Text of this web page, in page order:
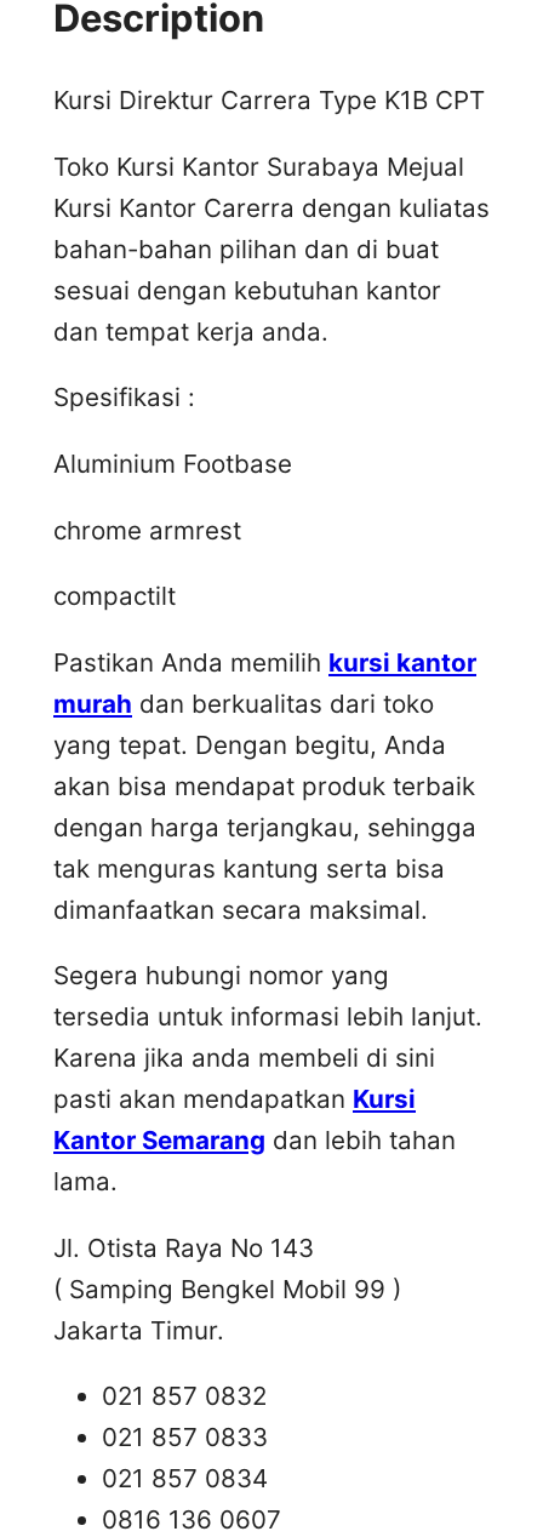
Description
Kursi Direktur Carrera Type K1B CPT
Toko Kursi Kantor Surabaya Mejual
Kursi Kantor Carerra dengan kuliatas
bahan-bahan pilihan dan di buat
sesuai dengan kebutuhan kantor
dan tempat kerja anda.
Spesifikasi :
Aluminium Footbase
chrome armrest
compactilt
Pastikan Anda memilih kursi kantor
murah dan berkualitas dari toko
yang tepat. Dengan begitu, Anda
akan bisa mendapat produk terbaik
dengan harga terjangkau, sehingga
tak menguras kantung serta bisa
dimanfaatkan secara maksimal.
Segera hubungi nomor yang
tersedia untuk informasi lebih lanjut.
Karena jika anda membeli di sini
pasti akan mendapatkan Kursi
Kantor Semarang dan lebih tahan
lama.
Jl. Otista Raya No 143
( Samping Bengkel Mobil 99 )
Jakarta Timur.
021 857 0832
021 857 0833
021 857 0834
0816 136 0607